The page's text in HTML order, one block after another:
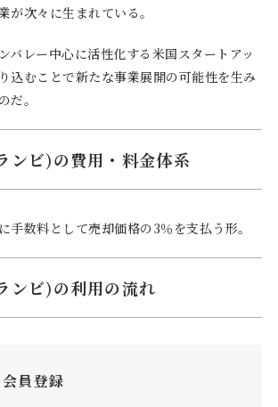
が次々に生まれている。
バレー中心に活性化する米国スタートアッ
込むことで新たな事業展開の可能性を生み
だ。
ビ)の費用・料金体系
手数料として売却価格の3％を支払う形。
ビ)の利用の流れ
会員登録